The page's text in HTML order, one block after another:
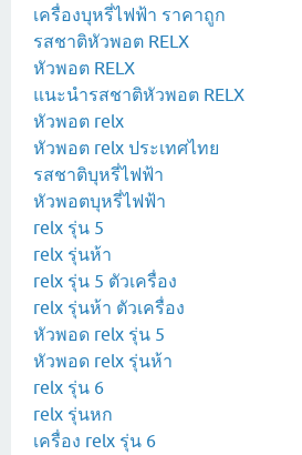
เครื่องบุหรี่ไฟฟ้า ราคาถูก
รสชาติหัวพอต RELX
หัวพอต RELX
แนะนำรสชาติหัวพอต RELX
หัวพอต relx
หัวพอต relx ประเทศไทย
รสชาติบุหรี่ไฟฟ้า
หัวพอตบุหรี่ไฟฟ้า
relx รุ่น 5
relx รุ่นห้า
relx รุ่น 5 ตัวเครื่อง
relx รุ่นห้า ตัวเครื่อง
หัวพอด relx รุ่น 5
หัวพอด relx รุ่นห้า
relx รุ่น 6
relx รุ่นหก
เครื่อง relx รุ่น 6